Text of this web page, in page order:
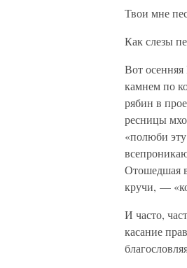
Твои мне
Как слезы
Вот
камнем по
рябин в
ресницы
«полюби
Отошедшая
кручи, —
И часто,
касание